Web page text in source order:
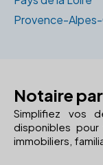
Provence-
Notaire
Simplifiez vos
disponibles
immobiliers,